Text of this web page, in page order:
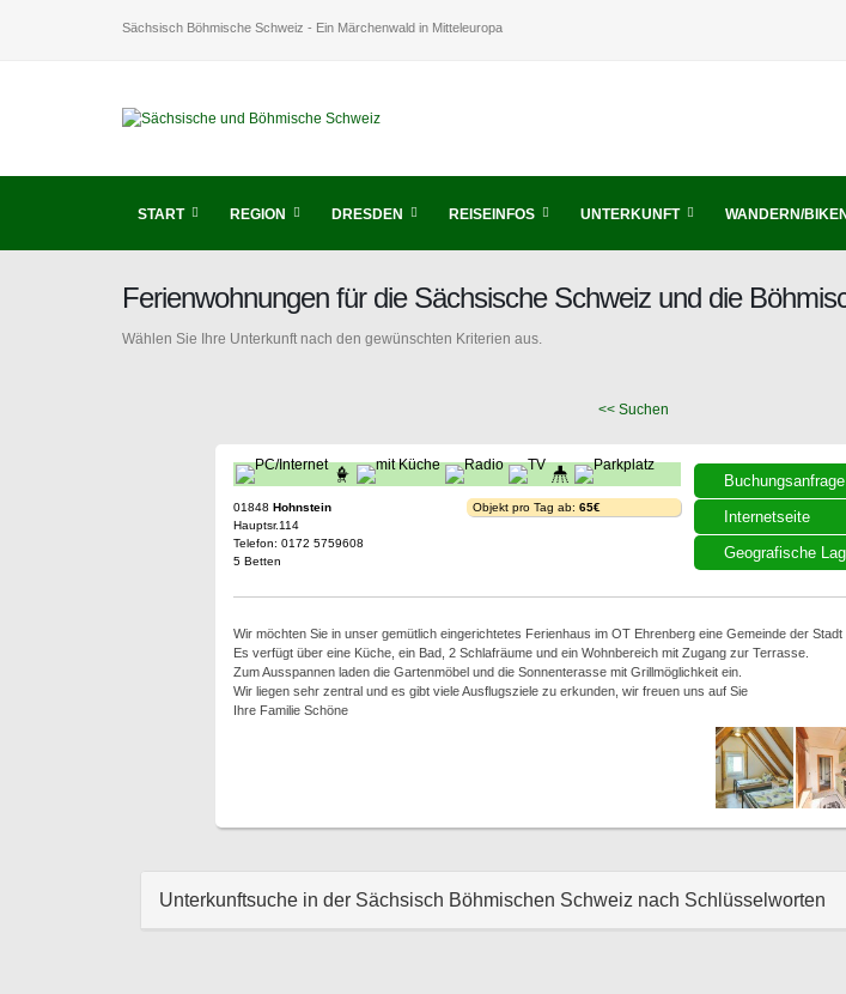
Sächsisch Böhmische Schweiz - Ein Märchenwald in Mitteleuropa
START REGION DRESDEN REISEINFOS UNTERKUNFT WANDERN/BIKEN
Ferienwohnungen für die Sächsische Schweiz und die
Wählen Sie Ihre Unterkunft nach den gewünschten Kriterien aus.
<< Suchen
Buchungsanfrage
Internetseite
Geografische
01848 Hohnstein
Hauptsr.114
Telefon: 0172 5759608
5 Betten
Objekt pro Tag ab: 65€
Wir möchten Sie in unser gemütlich eingerichtetes Ferienhaus im OT Ehrenberg eine Gemeinde der Stadt
Es verfügt über eine Küche, ein Bad, 2 Schlafräume und ein Wohnbereich mit Zugang zur Terrasse.
Zum Ausspannen laden die Gartenmöbel und die Sonnenterasse mit Grillmöglichkeit ein.
Wir liegen sehr zentral und es gibt viele Ausflugsziele zu erkunden, wir freuen uns auf Sie
Ihre Familie Schöne
Unterkunftsuche in der Sächsisch Böhmischen Schweiz nach Schlüsselworten